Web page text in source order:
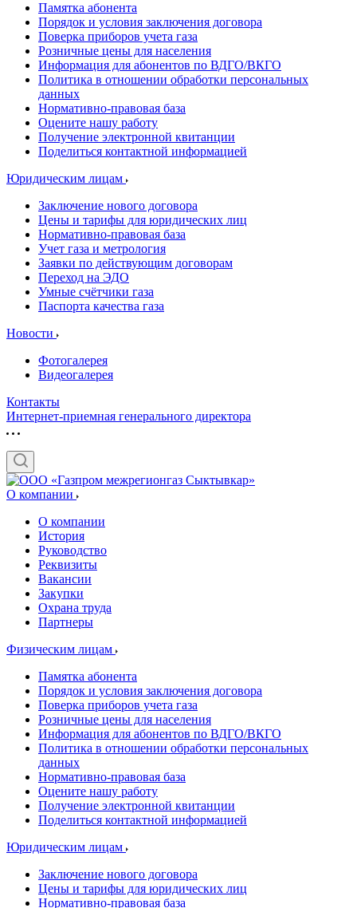
Памятка абонента
Порядок и условия заключения договора
Поверка приборов учета газа
Розничные цены для населения
Информация для абонентов по ВДГО/ВКГО
Политика в отношении обработки персональных
данных
Нормативно-правовая база
Оцените нашу работу
Получение электронной квитанции
Поделиться контактной информацией
Юридическим лицам
Заключение нового договора
Цены и тарифы для юридических лиц
Нормативно-правовая база
Учет газа и метрология
Заявки по действующим договорам
Переход на ЭДО
Умные счётчики газа
Паспорта качества газа
Новости
Фотогалерея
Видеогалерея
Контакты
Интернет-приемная генерального директора
О компании
О компании
История
Руководство
Реквизиты
Вакансии
Закупки
Охрана труда
Партнеры
Физическим лицам
Памятка абонента
Порядок и условия заключения договора
Поверка приборов учета газа
Розничные цены для населения
Информация для абонентов по ВДГО/ВКГО
Политика в отношении обработки персональных
данных
Нормативно-правовая база
Оцените нашу работу
Получение электронной квитанции
Поделиться контактной информацией
Юридическим лицам
Заключение нового договора
Цены и тарифы для юридических лиц
Нормативно-правовая база